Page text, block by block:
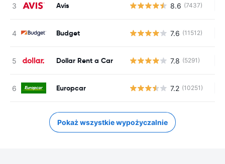
Avis 8.6 (7437)
Budget 7.6 (11512)
Dollar Rent a Car 7.8 (5291)
Europcar 7.2 (10251)
Pokaż wszystkie wypożyczalnie